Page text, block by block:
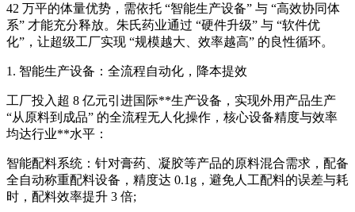
42 万平的体量优势，需依托 “智能生产设备” 与 “高效协同体
系” 才能充分释放。朱氏药业通过 “硬件升级” 与 “软件优
化”，让超级工厂实现 “规模越大、效率越高” 的良性循环。
1. 智能生产设备：全流程自动化，降本提效
工厂投入超 8 亿元引进国际**生产设备，实现外用产品生产
“从原料到成品” 的全流程无人化操作，核心设备精度与效率
均达行业**水平：
智能配料系统：针对膏药、凝胶等产品的原料混合需求，配备
全自动称重配料设备，精度达 0.1g，避免人工配料的误差与耗
时，配料效率提升 3 倍;